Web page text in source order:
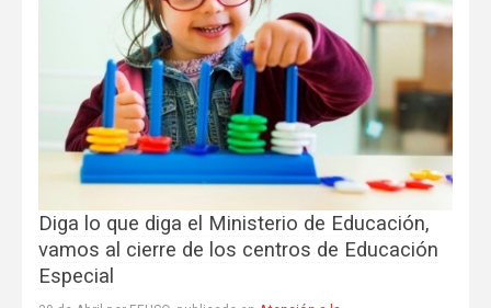
Diga lo que diga el Ministerio de Educación,
vamos al cierre de los centros de Educación
Especial